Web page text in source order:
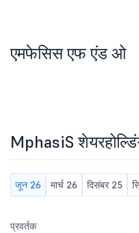
एमफेसिस एफ एंड ओ
MphasiS
जून 26 मार्च 26 दिसंबर 25
प्रवर्तक